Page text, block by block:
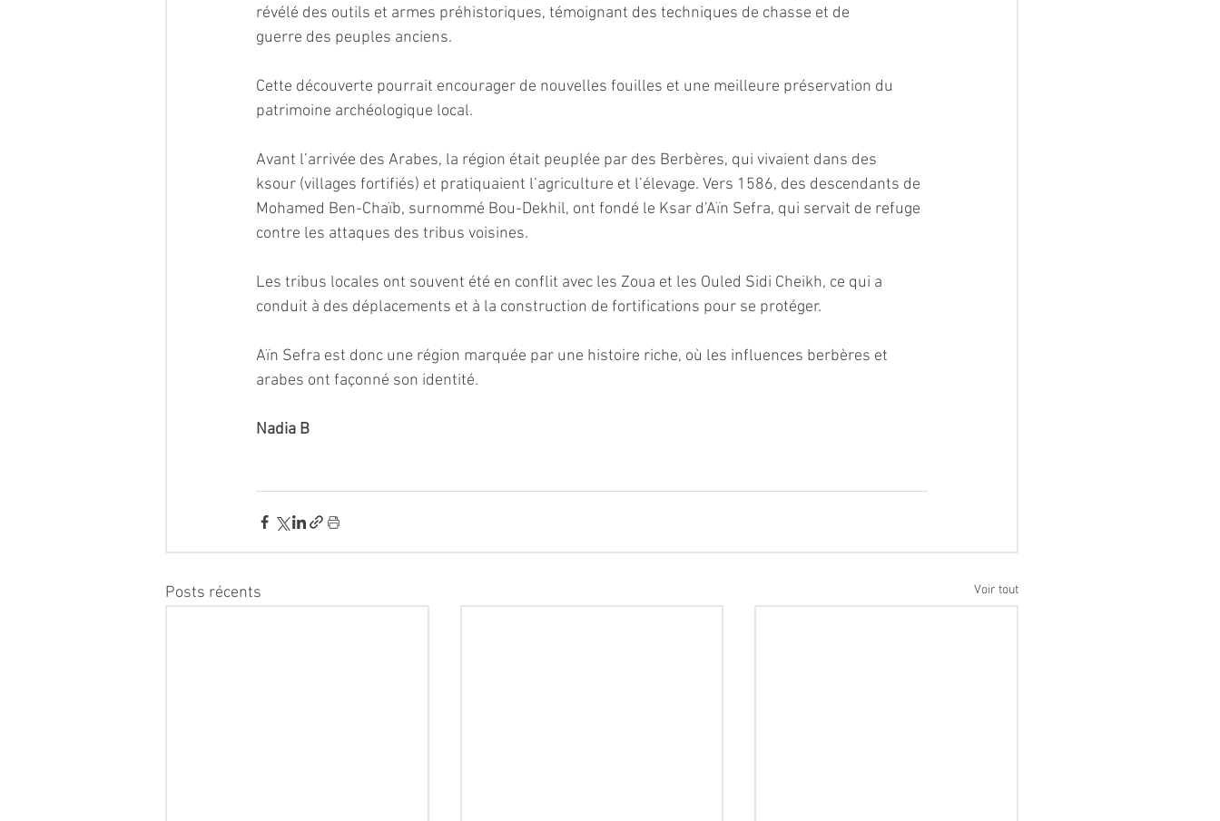
révélé des outils et armes préhistoriques, témoignant des techniques de chasse et de
guerre des peuples anciens.
Cette découverte pourrait encourager de nouvelles fouilles et une meilleure préservation du
patrimoine archéologique local.
Avant l’arrivée des Arabes, la région était peuplée par des Berbères, qui vivaient dans des
ksour (villages fortifiés) et pratiquaient l’agriculture et l’élevage. Vers 1586, des descendants de
Mohamed Ben-Chaïb, surnommé Bou-Dekhil, ont fondé le Ksar d’Aïn Sefra, qui servait de refuge
contre les attaques des tribus voisines.
Les tribus locales ont souvent été en conflit avec les Zoua et les Ouled Sidi Cheikh, ce qui a
conduit à des déplacements et à la construction de fortifications pour se protéger.
Aïn Sefra est donc une région marquée par une histoire riche, où les influences berbères et
arabes ont façonné son identité.
Nadia B
Posts récents Voir tout